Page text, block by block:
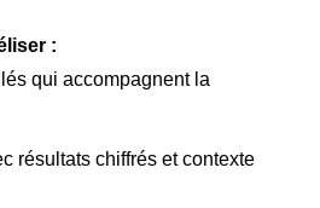
:
qui accompagnent la
résultats chiffrés et contexte